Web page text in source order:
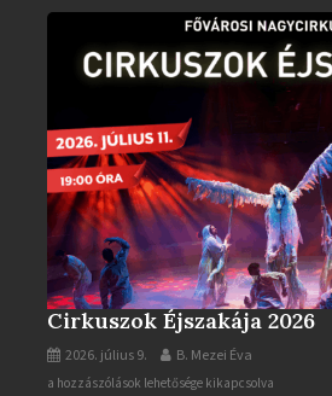
Cirkuszok Éjszakája 2026
2026. július 9. B. Mezei Éva
Cirkuszok
a hozzászólások lehetősége kikapcsolva